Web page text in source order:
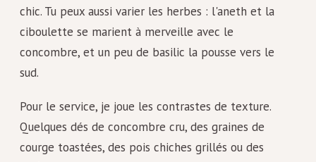
chic. Tu peux aussi varier les herbes : l'aneth et la
ciboulette se marient à merveille avec le
concombre, et un peu de basilic la pousse vers le
sud.
Pour le service, je joue les contrastes de texture.
Quelques dés de concombre cru, des graines de
courge toastées, des pois chiches grillés ou des